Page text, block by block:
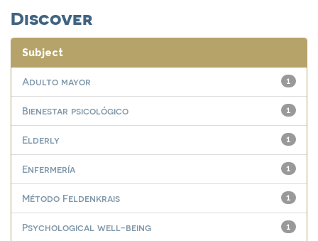
Discover
Subject
1
Adulto mayor
1
Bienestar psicológico
1
Elderly
1
Enfermería
1
Método Feldenkrais
1
Psychological well-being